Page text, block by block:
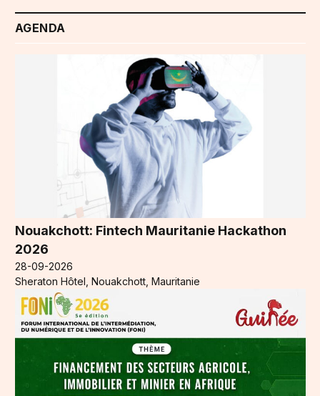
AGENDA
Nouakchott: Fintech Mauritanie Hackathon
2026
28-09-2026
Sheraton Hôtel, Nouakchott, Mauritanie